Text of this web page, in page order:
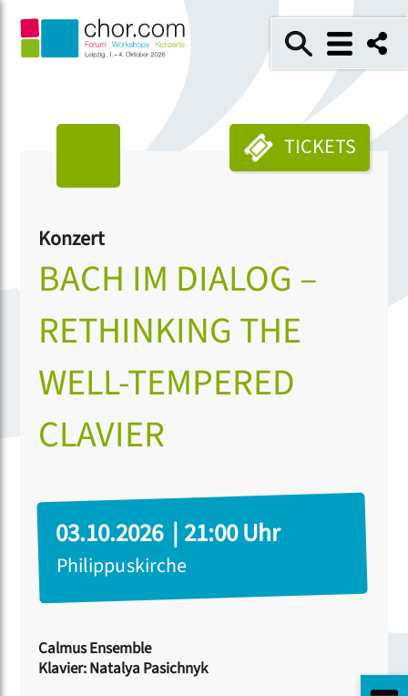
TICKETS
Konzert
BACH IM DIALOG –
RETHINKING THE
WELL-TEMPERED
CLAVIER
03.10.2026 | 21:00 Uhr
Philippuskirche
Calmus Ensemble
Klavier: Natalya Pasichnyk